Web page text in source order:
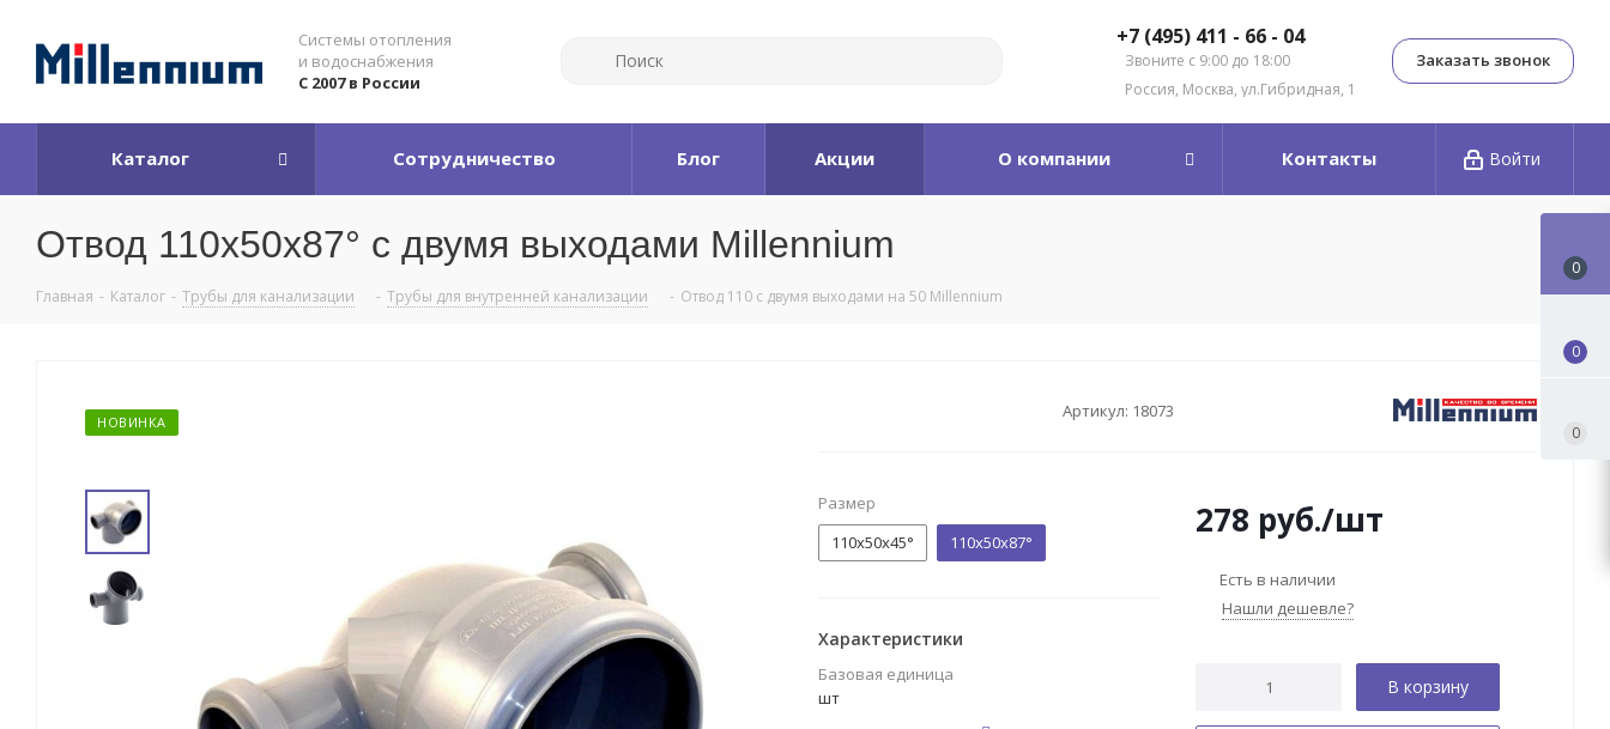
Системы отопления
и водоснабжения
С 2007 в России
+7 (495) 411 - 66 - 04
Звоните с 9:00 до 18:00
Россия, Москва, ул.Гибридная, 1
Заказать звонок
Войти
Каталог Сотрудничество Блог Акции О компании Контакты
Отвод 110х50x87° с двумя выходами Millennium
Главная - Каталог - Трубы для канализации - Трубы для внутренней канализации - Отвод 110 с двумя выходами на 50 Millennium
НОВИНКА
Артикул: 18073
Размер
110x50x45°
110x50x87°
Характеристики
Базовая единица
шт
278 руб./шт
Есть в наличии
Нашли дешевле?
В корзину
0
0
0